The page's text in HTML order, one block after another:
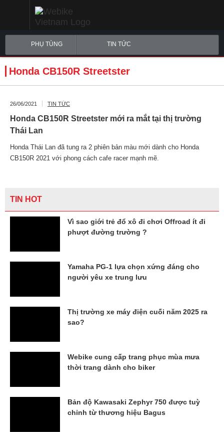
PHỤ TÙNG TIN TỨC
Honda CB150R Streetster
26/06/2021 TIN TỨC
Honda CB150R Streetster mới ra mắt tại thị trường
Thái Lan
Honda Thái Lan đã tung ra 2 phiên bản màu mới dành cho Honda
CB150R 2021 với phong cách cafe racer mạnh mẽ.
TIN HOT
Vì sao giới trẻ đổ xô đi chơi Offroad ít đi
phượt đường trường ?
Yamaha PG-1 lựa chọn xứng đáng cho
người yêu xe trung lưu
Thị trường xe máy điện cuối năm 2025 ra
sao?
Webike cung cấp trang phục mùa mưa
thời trang dành cho biker
Bản độ Kawasaki Zephyr 750 được tuỳ
chỉnh từ thương hiệu Bagus